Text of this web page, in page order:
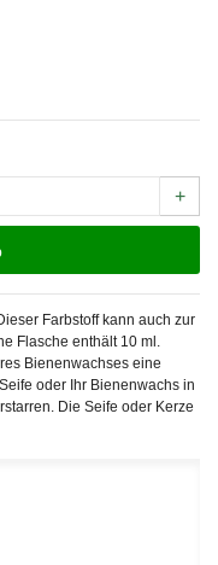
+
Farbstoff kann auch zur
Flasche enthält 10 ml.
Bienenwachses eine
oder Ihr Bienenwachs in
Die Seife oder Kerze